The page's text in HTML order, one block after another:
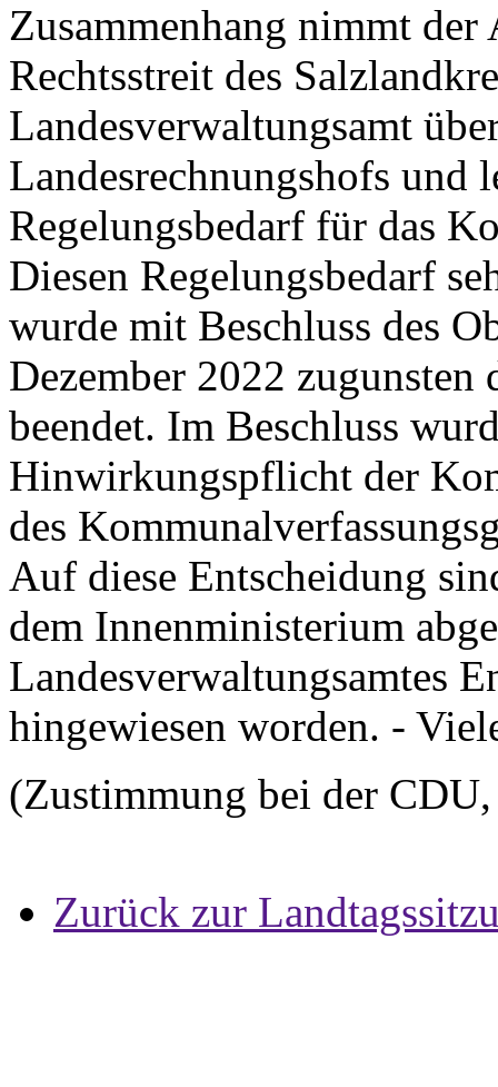
Zusammenhang nimmt
Rechtsstreit des
Landesverwaltungsamt
Landesrechnungshofs und
Regelungsbedarf für das
Diesen Regelungsbedarf
wurde mit Beschluss des
Dezember 2022 zugunsten
beendet. Im Beschluss
Hinwirkungspflicht der
des
Auf diese Entscheidung
dem Innenministerium
Landesverwaltungsamtes
hingewiesen worden. -
(Zustimmung bei der
Zurück zur